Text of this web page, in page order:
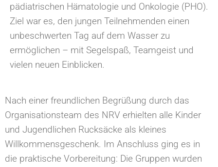
pädiatrischen Hämatologie und Onkologie (PHO).
Ziel war es, den jungen Teilnehmenden einen
unbeschwerten Tag auf dem Wasser zu
ermöglichen – mit Segelspaß, Teamgeist und
vielen neuen Einblicken.
Nach einer freundlichen Begrüßung durch das
Organisationsteam des NRV erhielten alle Kinder
und Jugendlichen Rucksäcke als kleines
Willkommensgeschenk. Im Anschluss ging es in
die praktische Vorbereitung: Die Gruppen wurden